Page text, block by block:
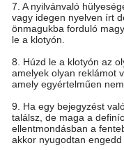
7. A nyilvánvaló
vagy idegen nyelven írt
önmagukba forduló
le a klotyón.
8. Húzd le a klotyón az
amelyek olyan reklámot
amely egyértelműen
9. Ha egy bejegyzést
találsz, de maga a
ellentmondásban a
akkor nyugodtan engedd